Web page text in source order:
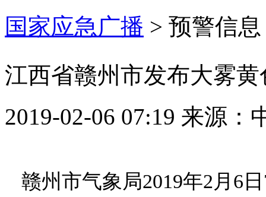
国家应急广播 > 预警信息
江西省赣州市发布大雾黄
2019-02-06 07:19 来源：
赣州市气象局2019年2月6